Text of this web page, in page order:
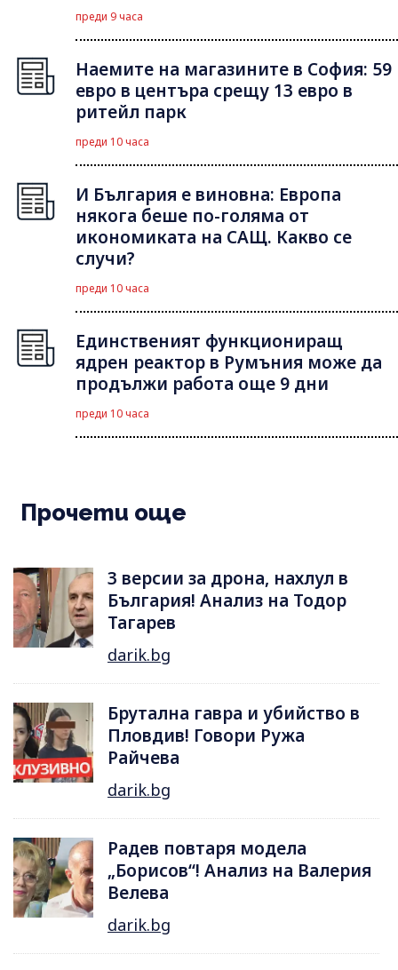
преди 9 часа
Наемите на магазините в София: 59
евро в центъра срещу 13 евро в
ритейл парк
преди 10 часа
И България е виновна: Европа
някога беше по-голяма от
икономиката на САЩ. Какво се
случи?
преди 10 часа
Единственият функциониращ
ядрен реактор в Румъния може да
продължи работа още 9 дни
преди 10 часа
Прочети още
3 версии за дрона, нахлул в
България! Анализ на Тодор
Тагарев
darik.bg
Брутална гавра и убийство в
Пловдив! Говори Ружа
Райчева
darik.bg
Радев повтаря модела
„Борисов“! Анализ на Валерия
Велева
darik.bg